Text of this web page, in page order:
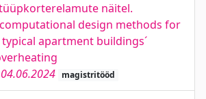
näitel.
design methods for
apartment buildings´
04.06.2024 magistritööd